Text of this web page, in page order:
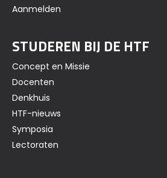
Aanmelden
STUDEREN BIJ DE HTF
Concept en Missie
Docenten
Denkhuis
HTF-nieuws
Symposia
Lectoraten